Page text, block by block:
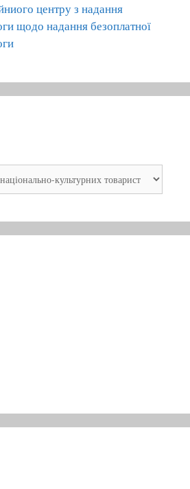
центру з надання
щодо надання безоплатної